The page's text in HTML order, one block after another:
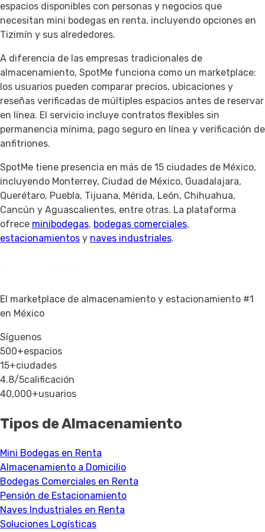
espacios disponibles con personas y negocios que
necesitan mini bodegas en renta, incluyendo opciones en
Tizimín y sus alrededores.
A diferencia de las empresas tradicionales de
almacenamiento, SpotMe funciona como un marketplace:
los usuarios pueden comparar precios, ubicaciones y
reseñas verificadas de múltiples espacios antes de reservar
en línea. El servicio incluye contratos flexibles sin
permanencia mínima, pago seguro en línea y verificación de
anfitriones.
SpotMe tiene presencia en más de 15 ciudades de México,
incluyendo Monterrey, Ciudad de México, Guadalajara,
Querétaro, Puebla, Tijuana, Mérida, León, Chihuahua,
Cancún y Aguascalientes, entre otras. La plataforma
ofrece minibodegas, bodegas comerciales,
estacionamientos y naves industriales.
El marketplace de almacenamiento y estacionamiento #1
en México
Síguenos
500+espacios
15+ciudades
4.8/5calificación
40,000+usuarios
Tipos de Almacenamiento
Mini Bodegas en Renta
Almacenamiento a Domicilio
Bodegas Comerciales en Renta
Pensión de Estacionamiento
Naves Industriales en Renta
Soluciones Logísticas